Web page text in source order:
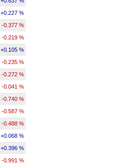
+0.227 %
-0.377 %
-0.219 %
+0.105 %
-0.235 %
-0.272 %
-0.041 %
-0.740 %
-0.587 %
-0.488 %
+0.068 %
+0.396 %
-0.991 %